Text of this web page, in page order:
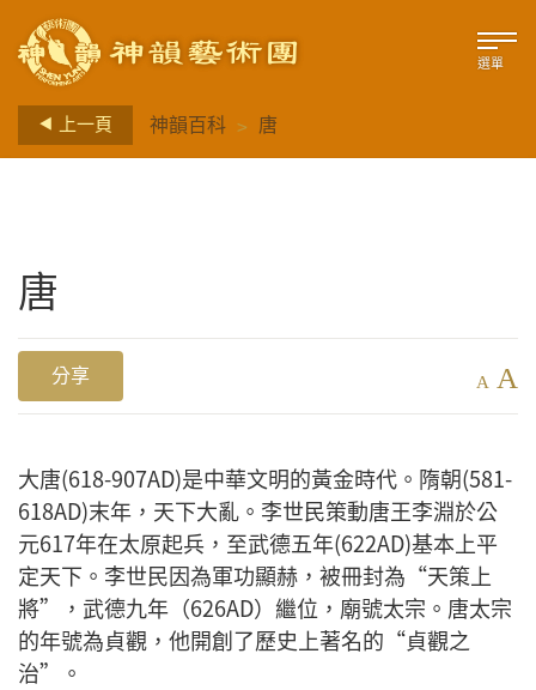
選單
上一頁 神韻百科 > 唐
唐
分享 A A
大唐(618-907AD)是中華文明的黃金時代。隋朝(581-
618AD)末年，天下大亂。李世民策動唐王李淵於公
元617年在太原起兵，至武德五年(622AD)基本上平
定天下。李世民因為軍功顯赫，被冊封為“天策上
將”，武德九年（626AD）繼位，廟號太宗。唐太宗
的年號為貞觀，他開創了歷史上著名的“貞觀之
治”。